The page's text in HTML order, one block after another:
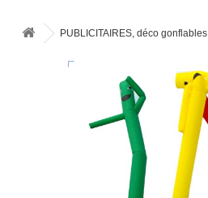
PUBLICITAIRES, déco gonflables